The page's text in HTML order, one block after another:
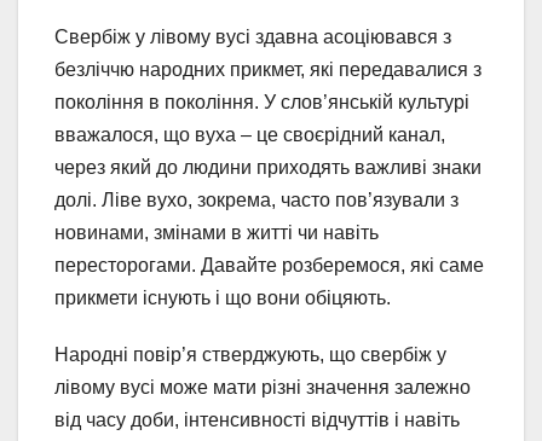
Свербіж у лівому вусі здавна асоціювався з
безліччю народних прикмет, які передавалися з
покоління в покоління. У слов’янській культурі
вважалося, що вуха – це своєрідний канал,
через який до людини приходять важливі знаки
долі. Ліве вухо, зокрема, часто пов’язували з
новинами, змінами в житті чи навіть
пересторогами. Давайте розберемося, які саме
прикмети існують і що вони обіцяють.
Народні повір’я стверджують, що свербіж у
лівому вусі може мати різні значення залежно
від часу доби, інтенсивності відчуттів і навіть